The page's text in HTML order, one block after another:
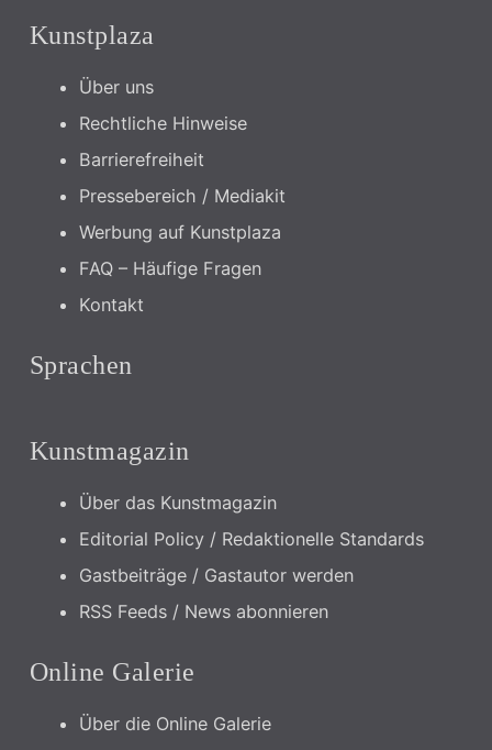
Kunstplaza
Über uns
Rechtliche Hinweise
Barrierefreiheit
Pressebereich / Mediakit
Werbung auf Kunstplaza
FAQ – Häufige Fragen
Kontakt
Sprachen
Kunstmagazin
Über das Kunstmagazin
Editorial Policy / Redaktionelle Standards
Gastbeiträge / Gastautor werden
RSS Feeds / News abonnieren
Online Galerie
Über die Online Galerie